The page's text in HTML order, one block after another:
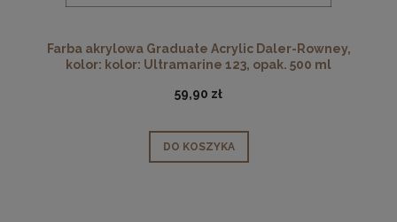
Farba akrylowa Graduate Acrylic Daler-Rowney,
kolor: kolor: Ultramarine 123, opak. 500 ml
59,90 zł
DO KOSZYKA